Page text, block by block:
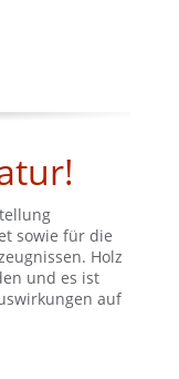
sowie für die
Holz
und es ist
auf